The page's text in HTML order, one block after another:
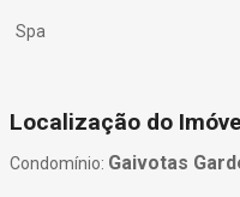
Spa
Localização do
Condomínio: Gaivotas